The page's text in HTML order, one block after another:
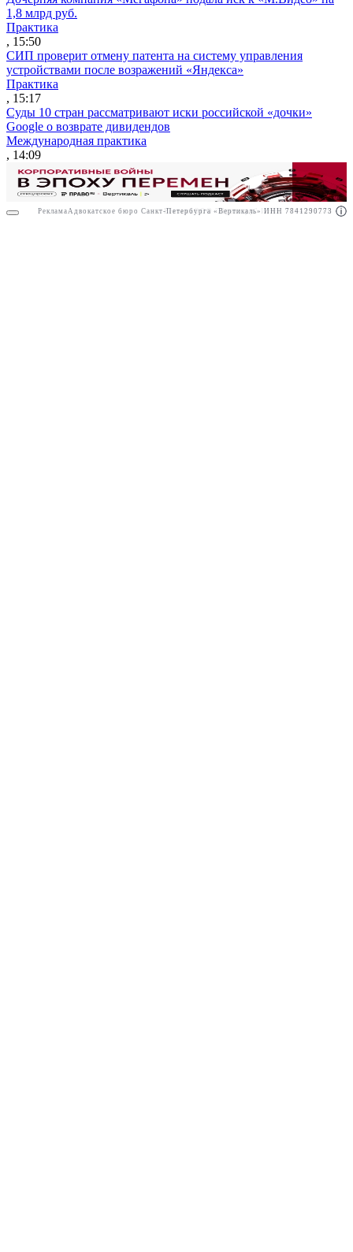
РекламаООО "Право.ру" ИНН: 7704835288
1,8 млрд руб.
Практика
, 15:50
СИП проверит отмену патента на систему управления
устройствами после возражений «Яндекса»
Практика
, 15:17
Суды 10 стран рассматривают иски российской «дочки»
Google о возврате дивидендов
Международная практика
, 14:09
Реклама Адвокатское бюро Санкт-Петербурга «Вертикаль» ИНН 7841290773